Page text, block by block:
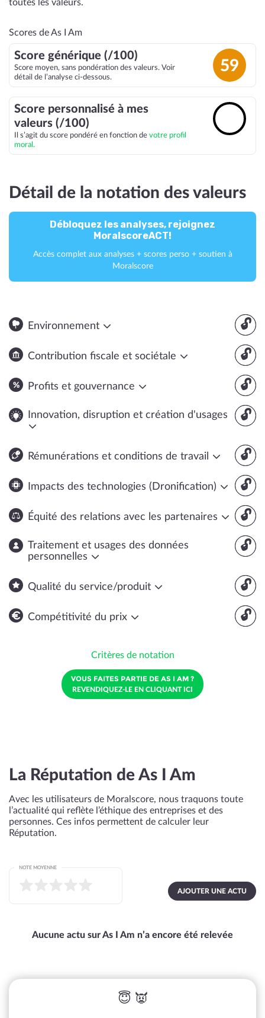
toutes les valeurs.
Scores de As I Am
Score générique (/100)
Score moyen, sans pondération des valeurs. Voir
détail de l’analyse ci-dessous.
59
Score personnalisé à mes
valeurs (/100)
Il s’agit du score pondéré en fonction de votre profil
moral.
Détail de la notation des valeurs
Débloquez les analyses, rejoignez
MoralscoreACT!
Accès complet aux analyses + scores perso + soutien à
Moralscore
🔓
Environnement
🔓
Contribution fiscale et sociétale
🔓
Profits et gouvernance
🔓
Innovation, disruption et création d'usages
🔓
Rémunérations et conditions de travail
🔓
Impacts des technologies (Dronification)
🔓
Équité des relations avec les partenaires
🔓
Traitement et usages des données
personnelles
🔓
Qualité du service/produit
🔓
Compétitivité du prix
Critères de notation
VOUS FAITES PARTIE DE AS I AM ?
REVENDIQUEZ-LE EN CLIQUANT ICI
La Réputation de As I Am
Avec les utilisateurs de Moralscore, nous traquons toute
l’actualité qui reflète l’éthique des entreprises et des
personnes. Ces infos permettent de calculer leur
Réputation.
AJOUTER UNE ACTU
NOTE MOYENNE
Aucune actu sur As I Am n’a encore été relevée
😇 👿